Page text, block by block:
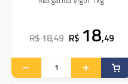
R$ 18,49 R$ 18,49